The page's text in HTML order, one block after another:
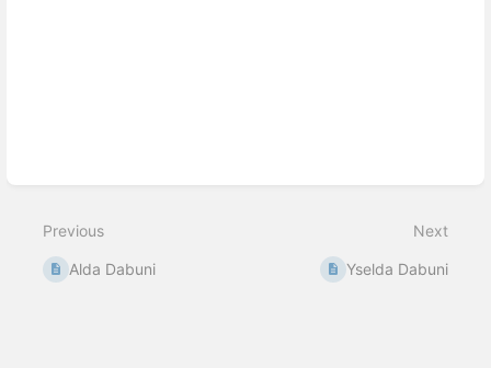
Previous
Alda Dabuni
Next
Yselda Dabuni